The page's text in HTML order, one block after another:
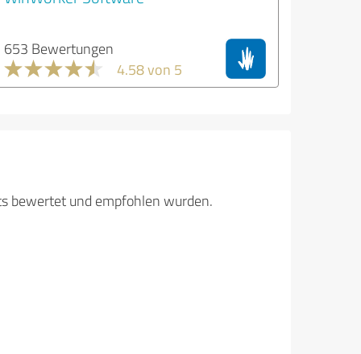
653 Bewertungen
4.58 von 5
bewertet und empfohlen wurden.